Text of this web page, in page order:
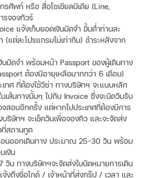
รศัพท์ หรือ สื่อโซเชียลมีเดีย (Line,
รจองทัวร์
แจ้งเก็บยอดเงินมัดจำ ขั้นต่ำท่านละ
แต่ละโปรแกรมไม่เท่ากัน) ชำระหลังจาก
นมัดจำ พร้อมหน้า Passport ของผู้เดินทาง
ต้องมีอายุเหลือมากกว่า 6 เดือน)
ทศ ที่ต้องใช้วีซ่า ทางบริษัทฯ จะแนบหลัก
นเส้นทางนั้นๆ ไปกับ Invoice ซึ่งจะนัดวันรับ
จสอบอีกครั้ง แต่หากไปประเทศที่ต้องมีการ
ริษัทฯ จะเช็ควันเพื่อจองคิว และจะจัดส่ง
ที่สถานทูต
อนออกเดินทาง ประมาณ 25-30 วัน พร้อม
เงิน
วัน ทางบริษัทฯจะจัดส่งใบนัดหมายการเดิน
งถึงชื่อไกด์ / เจ้าหน้าที่ส่งกรุ๊ป / เวลา และ